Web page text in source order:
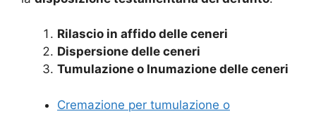
Rilascio in affido delle ceneri
Dispersione delle ceneri
Tumulazione o Inumazione delle ceneri
Cremazione per tumulazione o